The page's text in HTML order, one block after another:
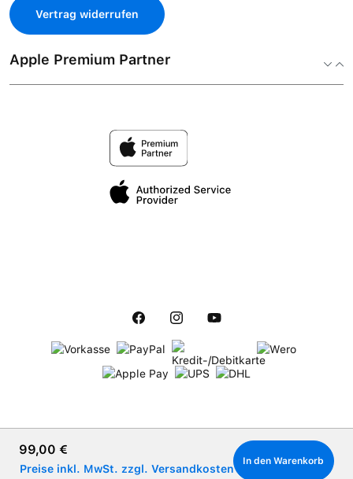
Regulärer Preis:
99,00 €
Preise inkl. MwSt. zzgl. Versandkosten
In den Warenkorb
Vertrag widerrufen
Apple Premium Partner